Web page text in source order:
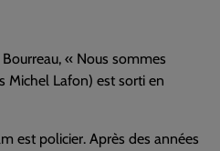
« Nous sommes
Michel Lafon) est sorti en
est policier. Après des années